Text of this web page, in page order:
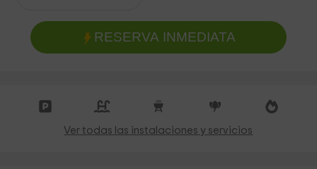
RESERVA INMEDIATA
Ver todas las instalaciones y servicios